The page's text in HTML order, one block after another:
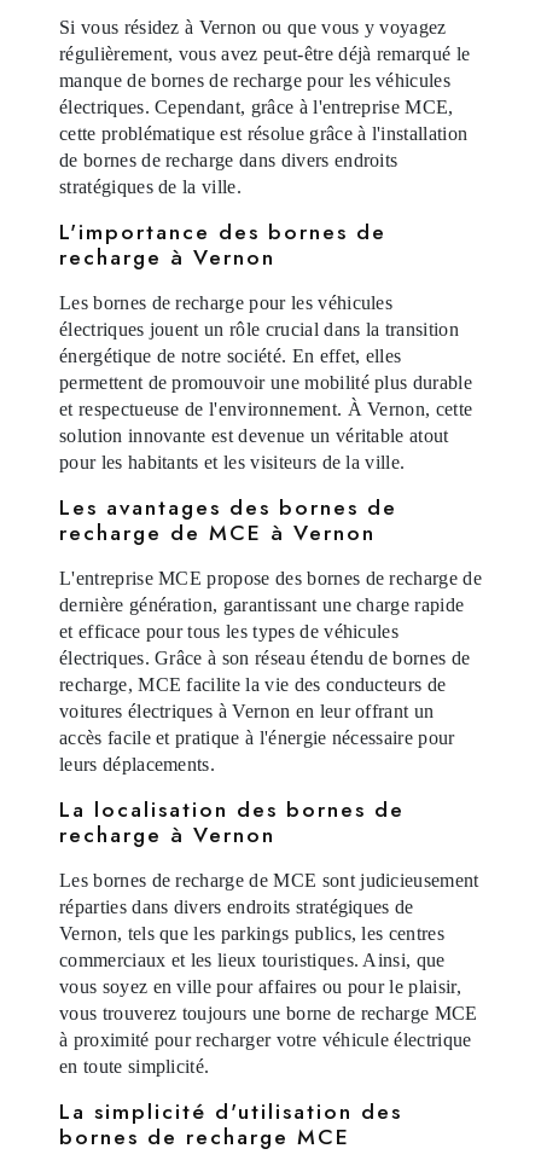
Si vous résidez à Vernon ou que vous y voyagez
régulièrement, vous avez peut-être déjà remarqué le
manque de bornes de recharge pour les véhicules
électriques. Cependant, grâce à l'entreprise MCE,
cette problématique est résolue grâce à l'installation
de bornes de recharge dans divers endroits
stratégiques de la ville.
L'importance des bornes de
recharge à Vernon
Les bornes de recharge pour les véhicules
électriques jouent un rôle crucial dans la transition
énergétique de notre société. En effet, elles
permettent de promouvoir une mobilité plus durable
et respectueuse de l'environnement. À Vernon, cette
solution innovante est devenue un véritable atout
pour les habitants et les visiteurs de la ville.
Les avantages des bornes de
recharge de MCE à Vernon
L'entreprise MCE propose des bornes de recharge de
dernière génération, garantissant une charge rapide
et efficace pour tous les types de véhicules
électriques. Grâce à son réseau étendu de bornes de
recharge, MCE facilite la vie des conducteurs de
voitures électriques à Vernon en leur offrant un
accès facile et pratique à l'énergie nécessaire pour
leurs déplacements.
La localisation des bornes de
recharge à Vernon
Les bornes de recharge de MCE sont judicieusement
réparties dans divers endroits stratégiques de
Vernon, tels que les parkings publics, les centres
commerciaux et les lieux touristiques. Ainsi, que
vous soyez en ville pour affaires ou pour le plaisir,
vous trouverez toujours une borne de recharge MCE
à proximité pour recharger votre véhicule électrique
en toute simplicité.
La simplicité d'utilisation des
bornes de recharge MCE